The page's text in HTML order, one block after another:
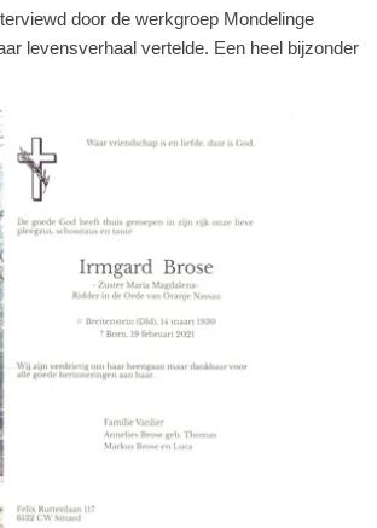
door de werkgroep Mondelinge
levensverhaal vertelde. Een heel bijzonder